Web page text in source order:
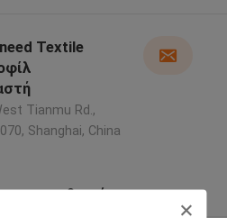
Textile
Tianmu Rd.,
Shanghai, China
προμηθευτής